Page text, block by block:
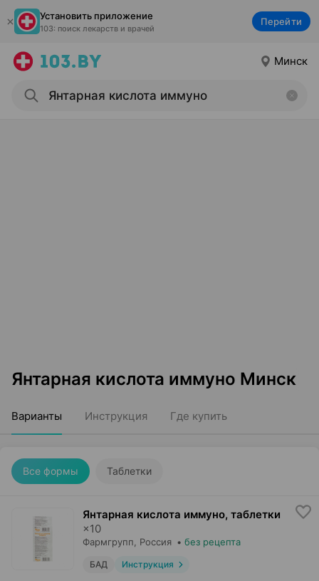
Установить приложение
103: поиск лекарств и врачей
Перейти
Минск
Янтарная кислота иммуно Минск
Варианты Инструкция Где купить
Все формы Таблетки
Янтарная кислота иммуно, таблетки
×10
Фармгрупп , Россия • без рецепта
БАД Инструкция